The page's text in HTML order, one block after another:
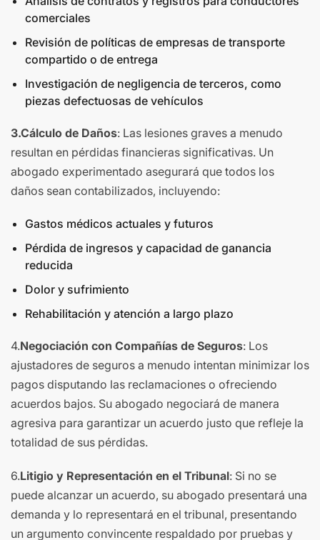
comerciales
Revisión de políticas de empresas de transporte
compartido o de entrega
Investigación de negligencia de terceros, como
piezas defectuosas de vehículos
3.Cálculo de Daños: Las lesiones graves a menudo
resultan en pérdidas financieras significativas. Un
abogado experimentado asegurará que todos los
daños sean contabilizados, incluyendo:
Gastos médicos actuales y futuros
Pérdida de ingresos y capacidad de ganancia
reducida
Dolor y sufrimiento
Rehabilitación y atención a largo plazo
4.Negociación con Compañías de Seguros: Los
ajustadores de seguros a menudo intentan minimizar los
pagos disputando las reclamaciones o ofreciendo
acuerdos bajos. Su abogado negociará de manera
agresiva para garantizar un acuerdo justo que refleje la
totalidad de sus pérdidas.
6.Litigio y Representación en el Tribunal: Si no se
puede alcanzar un acuerdo, su abogado presentará una
demanda y lo representará en el tribunal, presentando
un argumento convincente respaldado por pruebas y